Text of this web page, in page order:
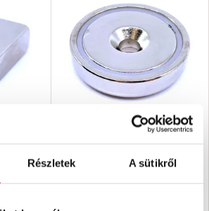
Részletek A sütikről
SVX Mágnes tokban, lyukkal
Átmérő (mm): 20 mm